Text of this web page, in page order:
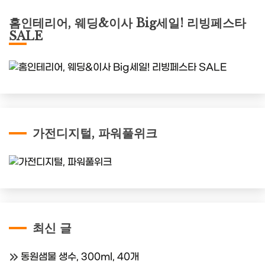
홈인테리어, 웨딩&이사 Big세일! 리빙페스타
SALE
가전디지털, 파워풀위크
최신 글
동원샘물 생수, 300ml, 40개